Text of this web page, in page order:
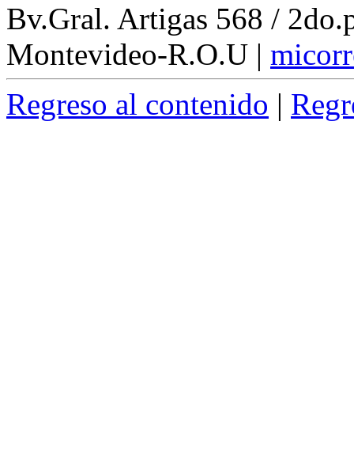
Bv.Gral. Artigas 568 /
Montevideo-R.O.U |
Regreso al contenido |